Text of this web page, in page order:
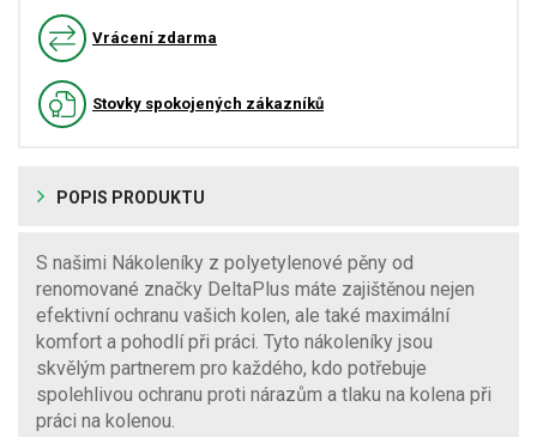
Vrácení zdarma
Stovky spokojených zákazníků
POPIS PRODUKTU
S našimi Nákoleníky z polyetylenové pěny od
renomované značky DeltaPlus máte zajištěnou nejen
efektivní ochranu vašich kolen, ale také maximální
komfort a pohodlí při práci. Tyto nákoleníky jsou
skvělým partnerem pro každého, kdo potřebuje
spolehlivou ochranu proti nárazům a tlaku na kolena při
práci na kolenou.